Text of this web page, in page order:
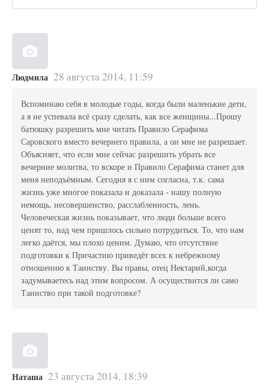
Людмила 28 августа 2014, 11:59
Вспоминаю себя в молодые годы, когда были маленькие дети,
а я не успевала всё сразу сделать, как все женщины...Прошу
батюшку разрешить мне читать Правило Серафима
Саровского вместо вечернего правила, а он мне не разрешает.
Объясняет, что если мне сейчас разрешить убрать все
вечерние молитва, то вскоре и Правило Серафима станет для
меня неподъёмным. Сегодня я с ним согласна, т.к. сама
жизнь уже многое показала и доказала - нашу полную
немощь, несовершенство, расслабленность, лень.
Человеческая жизнь показывает, что люди больше всего
ценят то, над чем пришлось сильно потрудиться. То, что нам
легко даётся, мы плохо ценим. Думаю, что отсутствие
подготовки к Причастию приведёт всех к небрежному
отношению к Таинству. Вы правы, отец Нектарий,когда
задумываетесь над этим вопросом. А осуществится ли само
Таинство при такой подготовке?
Наташа 23 августа 2014, 18:39